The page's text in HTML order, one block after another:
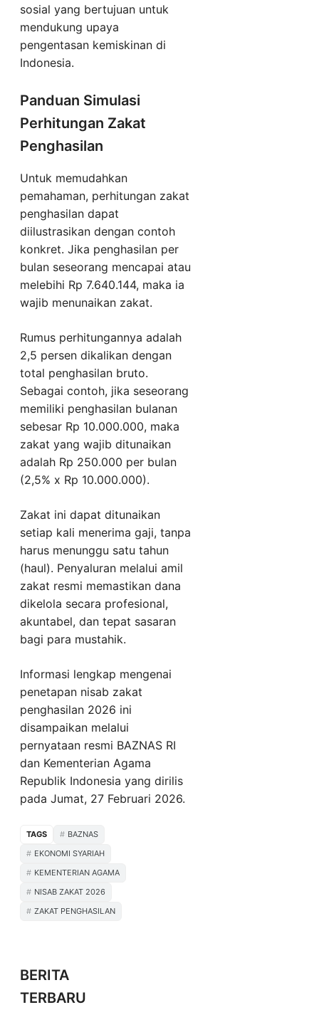
sosial yang bertujuan untuk
mendukung upaya
pengentasan kemiskinan di
Indonesia.
Panduan Simulasi
Perhitungan Zakat
Penghasilan
Untuk memudahkan
pemahaman, perhitungan zakat
penghasilan dapat
diilustrasikan dengan contoh
konkret. Jika penghasilan per
bulan seseorang mencapai atau
melebihi Rp 7.640.144, maka ia
wajib menunaikan zakat.
Rumus perhitungannya adalah
2,5 persen dikalikan dengan
total penghasilan bruto.
Sebagai contoh, jika seseorang
memiliki penghasilan bulanan
sebesar Rp 10.000.000, maka
zakat yang wajib ditunaikan
adalah Rp 250.000 per bulan
(2,5% x Rp 10.000.000).
Zakat ini dapat ditunaikan
setiap kali menerima gaji, tanpa
harus menunggu satu tahun
(haul). Penyaluran melalui amil
zakat resmi memastikan dana
dikelola secara profesional,
akuntabel, dan tepat sasaran
bagi para mustahik.
Informasi lengkap mengenai
penetapan nisab zakat
penghasilan 2026 ini
disampaikan melalui
pernyataan resmi BAZNAS RI
dan Kementerian Agama
Republik Indonesia yang dirilis
pada Jumat, 27 Februari 2026.
TAGS
BAZNAS
EKONOMI SYARIAH
KEMENTERIAN AGAMA
NISAB ZAKAT 2026
ZAKAT PENGHASILAN
BERITA
TERBARU